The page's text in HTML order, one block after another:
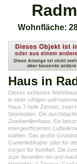
Wohnfläche:
Haus in
Dieses exklusive
in einer ruhigen und
Haus 7 helle Zimmer, zwei
Steinböden. Die
Zweifamilienhaus. Ein
energieeffizienten
wählen. Das große
Gartenliebhaber oder für
sorgen für Komfort. Die
zum Verweilen ein und